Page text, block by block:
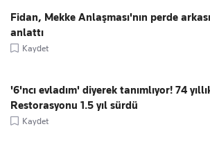
Fidan, Mekke Anlaşması'nın perde
anlattı
Kaydet
'6'ncı evladım' diyerek tanımlıyor! 74
Restorasyonu 1.5 yıl sürdü
Kaydet